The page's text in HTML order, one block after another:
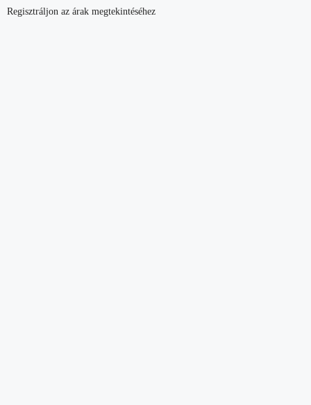
Regisztráljon az árak megtekintéséhez